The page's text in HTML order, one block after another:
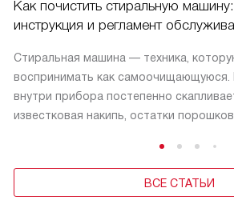
Как почистить стиральную
инструкция и регламент
Стиральная машина — техника,
воспринимать как
внутри прибора постепенно
известковая накипь, остатки
запаха, плесени и поломок ТЭНа.
ВСЕ СТАТЬИ